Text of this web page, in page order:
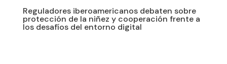
Reguladores iberoamericanos debaten sobre
protección de la niñez y cooperación frente a
los desafíos del entorno digital